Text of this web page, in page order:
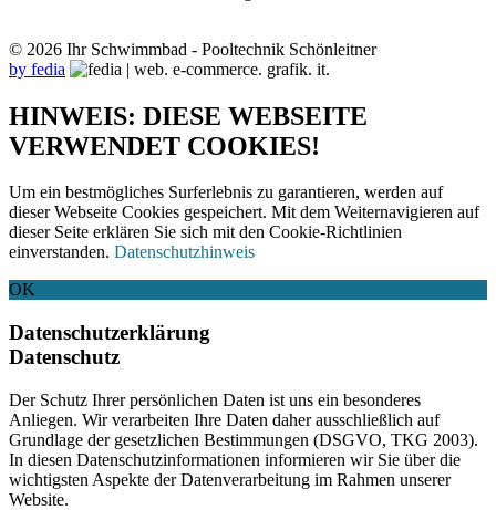
© 2026 Ihr Schwimmbad - Pooltechnik Schönleitner
by fedia
HINWEIS: DIESE WEBSEITE
VERWENDET COOKIES!
Um ein bestmögliches Surferlebnis zu garantieren, werden auf
dieser Webseite Cookies gespeichert. Mit dem Weiternavigieren auf
dieser Seite erklären Sie sich mit den Cookie-Richtlinien
einverstanden. Datenschutzhinweis
OK
Datenschutzerklärung
Datenschutz
Der Schutz Ihrer persönlichen Daten ist uns ein besonderes
Anliegen. Wir verarbeiten Ihre Daten daher ausschließlich auf
Grundlage der gesetzlichen Bestimmungen (DSGVO, TKG 2003).
In diesen Datenschutzinformationen informieren wir Sie über die
wichtigsten Aspekte der Datenverarbeitung im Rahmen unserer
Website.